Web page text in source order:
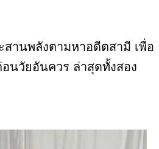
านพลังตามหาอดีตสามี เพื่อ
นวัยอันควร ล่าสุดทั้งสอง